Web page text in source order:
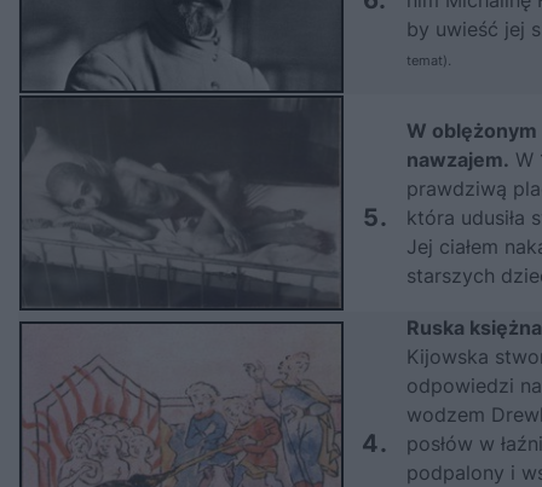
by uwieść jej
temat).
5.
W
nawzajem. W
prawdziwą
która udusiła
Jej ciałem
starszych
4.
Ruska
Kijowska
odpowiedzi
wodzem
posłów w
podpalony i